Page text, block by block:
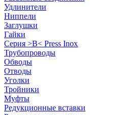
Удлинители
Ниппели
Заглушки
Гайки
Серия >B< Press Inox
Трубопроводы
Обводы
Отводы
Уголки
Тройники
Муфты
Редукционные вставки